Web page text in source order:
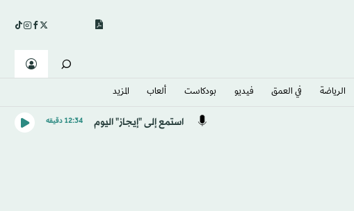
الرياضة في العمق فيديو بودكاست ألعاب المزيد
استمع إلى "إيجاز" اليوم 12:34 دقيقه